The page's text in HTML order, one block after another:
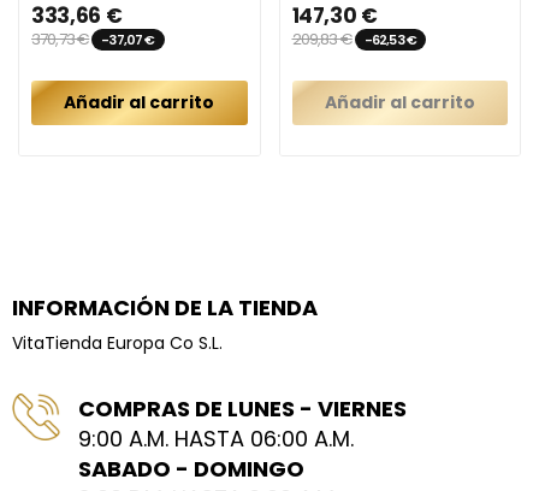
333,66 €
370,73 € -37,07 €
Añadir al carrito
147,30 €
209,83 € -62,53 €
Añadir al carrito
INFORMACIÓN DE LA TIENDA
VitaTienda Europa Co S.L.
COMPRAS DE LUNES - VIERNES
9:00 A.M. HASTA 06:00 A.M.
SABADO - DOMINGO